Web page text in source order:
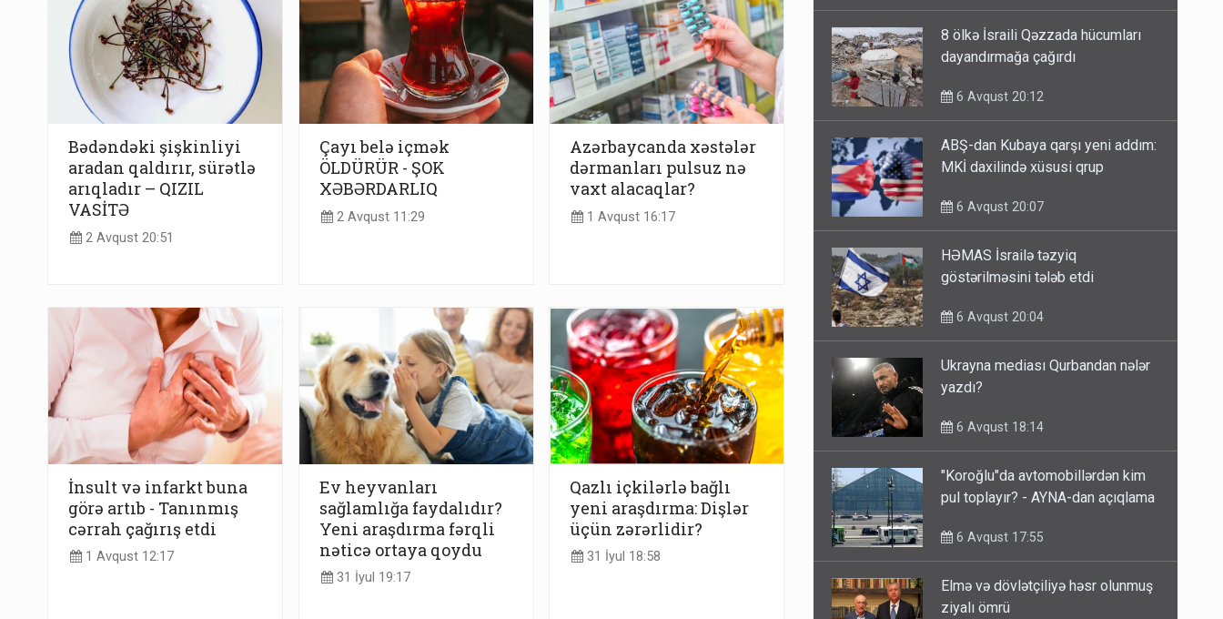
Bədəndəki şişkinliyi
aradan qaldırır, sürətlə
arıqladır – QIZIL
VASİTƏ
2 Avqust 20:51
Çayı belə içmək
ÖLDÜRÜR - ŞOK
XƏBƏRDARLIQ
2 Avqust 11:29
Azərbaycanda xəstələr
dərmanları pulsuz nə
vaxt alacaqlar?
1 Avqust 16:17
İnsult və infarkt buna
görə artıb - Tanınmış
cərrah çağırış etdi
1 Avqust 12:17
Ev heyvanları
sağlamlığa faydalıdır?
Yeni araşdırma fərqli
nəticə ortaya qoydu
31 İyul 19:17
Qazlı içkilərlə bağlı
yeni araşdırma: Dişlər
üçün zərərlidir?
31 İyul 18:58
8 ölkə İsraili Qəzzada hücumları
dayandırmağa çağırdı
6 Avqust 20:12
ABŞ-dan Kubaya qarşı yeni addım:
MKİ daxilində xüsusi qrup
6 Avqust 20:07
HƏMAS İsrailə təzyiq
göstərilməsini tələb etdi
6 Avqust 20:04
Ukrayna mediası Qurbandan nələr
yazdı?
6 Avqust 18:14
"Koroğlu"da avtomobillərdən kim
pul toplayır? - AYNA-dan açıqlama
6 Avqust 17:55
Elmə və dövlətçiliyə həsr olunmuş
ziyalı ömrü